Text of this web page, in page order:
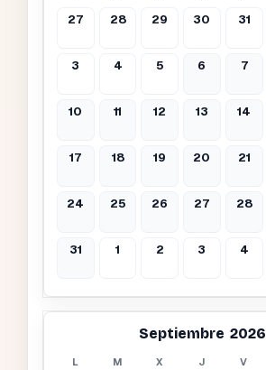
27 28 29 30 31
3 4 5 6 7
10 11 12 13 14
17 18 19 20 21
24 25 26 27 28
31 1 2 3 4
Septiembre 2026
L M X J V